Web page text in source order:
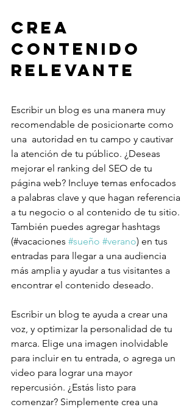
Crea
contenido
relevante
Escribir un blog es una manera muy
recomendable de posicionarte como
una  autoridad en tu campo y cautivar
la atención de tu público. ¿Deseas
mejorar el ranking del SEO de tu
página web? Incluye temas enfocados
a palabras clave y que hagan referencia
a tu negocio o al contenido de tu sitio.
También puedes agregar hashtags
(#vacaciones #sueño #verano) en tus
entradas para llegar a una audiencia
más amplia y ayudar a tus visitantes a
encontrar el contenido deseado.
Escribir un blog te ayuda a crear una
voz, y optimizar la personalidad de tu
marca. Elige una imagen inolvidable
para incluir en tu entrada, o agrega un
video para lograr una mayor
repercusión. ¿Estás listo para
comenzar? Simplemente crea una